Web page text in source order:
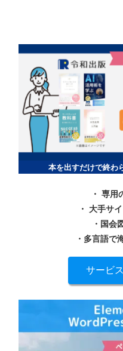
本を出すだけで終わ
・ 専用
・ 大手サ
・国会
・多言語で
サービ